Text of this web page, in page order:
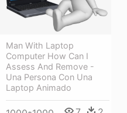
Man With Laptop
Computer How Can I
Assess And Remove -
Una Persona Con Una
Laptop Animado